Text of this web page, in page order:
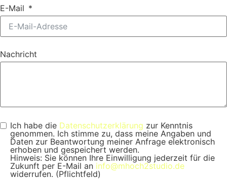
E-Mail
Nachricht
Ich habe die Datenschutzerklärung zur Kenntnis
genommen. Ich stimme zu, dass meine Angaben und
Daten zur Beantwortung meiner Anfrage elektronisch
erhoben und gespeichert werden.
Hinweis: Sie können Ihre Einwilligung jederzeit für die
Zukunft per E-Mail an info@mhoch2studio.de
widerrufen. (Pflichtfeld)